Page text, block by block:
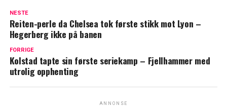
NESTE
Reiten-perle da Chelsea tok første stikk mot Lyon –
Hegerberg ikke på banen
FORRIGE
Kolstad tapte sin første seriekamp – Fjellhammer med
utrolig opphenting
ANNONSE